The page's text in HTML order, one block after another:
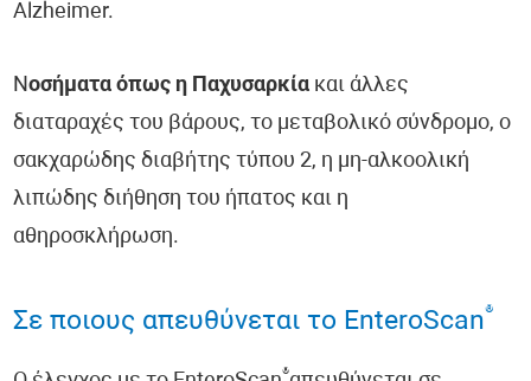
Alzheimer.
Νοσήματα όπως η Παχυσαρκία και άλλες
διαταραχές του βάρους, το μεταβολικό σύνδρομο, ο
σακχαρώδης διαβήτης τύπου 2, η μη-αλκοολική
λιπώδης διήθηση του ήπατος και η
αθηροσκλήρωση.
Σε ποιους απευθύνεται το EnteroScan®
®